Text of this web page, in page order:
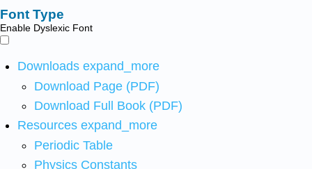
Font Type
Enable Dyslexic Font
Downloads expand_more
Download Page (PDF)
Download Full Book (PDF)
Resources expand_more
Periodic Table
Physics Constants